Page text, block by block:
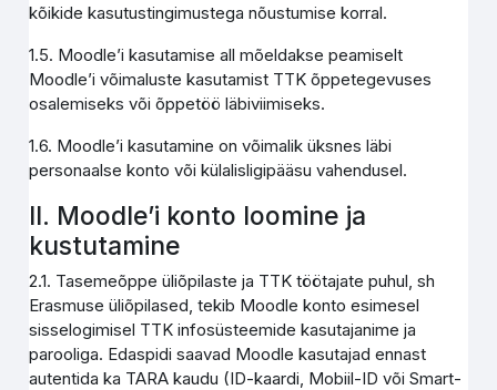
kõikide kasutustingimustega nõustumise korral.
1.5. Moodle’i kasutamise all mõeldakse peamiselt
Moodle’i võimaluste kasutamist TTK õppetegevuses
osalemiseks või õppetöö läbiviimiseks.
1.6. Moodle’i kasutamine on võimalik üksnes läbi
personaalse konto või külalisligipääsu vahendusel.
II. Moodle’i konto loomine ja
kustutamine
2.1. Tasemeõppe üliõpilaste ja TTK töötajate puhul, sh
Erasmuse üliõpilased, tekib Moodle konto esimesel
sisselogimisel TTK infosüsteemide kasutajanime ja
parooliga. Edaspidi saavad Moodle kasutajad ennast
autentida ka TARA kaudu (ID-kaardi, Mobiil-ID või Smart-